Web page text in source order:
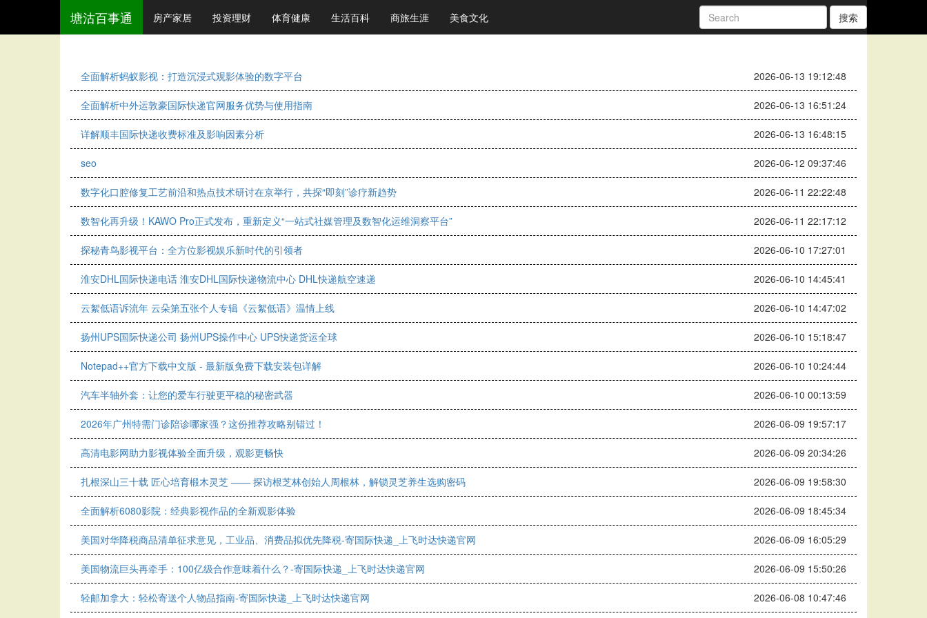
塘沽百事通 房产家居 投资理财 体育健康 生活百科 商旅生涯 美食文化 搜索
全面解析蚂蚁影视：打造沉浸式观影体验的数字平台 2026-06-13 19:12:48
全面解析中外运敦豪国际快递官网服务优势与使用指南 2026-06-13 16:51:24
详解顺丰国际快递收费标准及影响因素分析 2026-06-13 16:48:15
seo 2026-06-12 09:37:46
数字化口腔修复工艺前沿和热点技术研讨在京举行，共探“即刻”诊疗新趋势 2026-06-11 22:22:48
数智化再升级！KAWO Pro正式发布，重新定义“一站式社媒管理及数智化运维洞察平台” 2026-06-11 22:17:12
探秘青鸟影视平台：全方位影视娱乐新时代的引领者 2026-06-10 17:27:01
淮安DHL国际快递电话 淮安DHL国际快递物流中心 DHL快递航空速递 2026-06-10 14:45:41
云絮低语诉流年 云朵第五张个人专辑《云絮低语》温情上线 2026-06-10 14:47:02
扬州UPS国际快递公司 扬州UPS操作中心 UPS快递货运全球 2026-06-10 15:18:47
Notepad++官方下载中文版 - 最新版免费下载安装包详解 2026-06-10 10:24:44
汽车半轴外套：让您的爱车行驶更平稳的秘密武器 2026-06-10 00:13:59
2026年广州特需门诊陪诊哪家强？这份推荐攻略别错过！ 2026-06-09 19:57:17
高清电影网助力影视体验全面升级，观影更畅快 2026-06-09 20:34:26
扎根深山三十载 匠心培育椴木灵芝 —— 探访根芝林创始人周根林，解锁灵芝养生选购密码 2026-06-09 19:58:30
全面解析6080影院：经典影视作品的全新观影体验 2026-06-09 18:45:34
美国对华降税商品清单征求意见，工业品、消费品拟优先降税-寄国际快递_上飞时达快递官网 2026-06-09 16:05:29
美国物流巨头再牵手：100亿级合作意味着什么？-寄国际快递_上飞时达快递官网 2026-06-09 15:50:26
轻邮加拿大：轻松寄送个人物品指南-寄国际快递_上飞时达快递官网 2026-06-08 10:47:46